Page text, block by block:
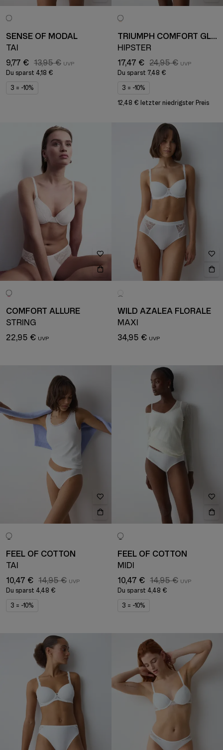
SENSE OF MODAL
TAI
9,77 € 13,95 €
Du sparst 4,18 €
3 = -10%
TRIUMPH COMFORT GLAM
HIPSTER
17,47 € 24,95 €
Du sparst 7,48 €
3 = -10%
12,48 € letzter niedrigster Preis
COMFORT ALLURE
STRING
22,95 €
WILD AZALEA FLORALE
MAXI
34,95 €
FEEL OF COTTON
TAI
10,47 € 14,95 €
Du sparst 4,48 €
3 = -10%
FEEL OF COTTON
MIDI
10,47 € 14,95 €
Du sparst 4,48 €
3 = -10%